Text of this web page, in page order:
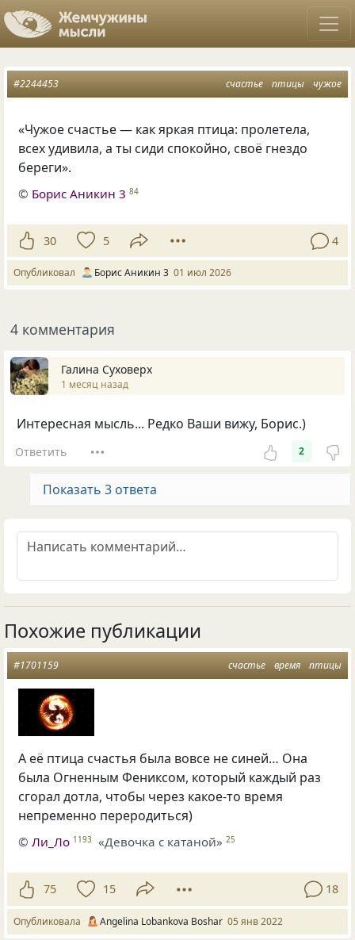
счастье птицы чужое
#2244453
«Чужое счастье — как яркая птица: пролетела,
всех удивила, а ты сиди спокойно, своё гнездо
береги».
© Борис Аникин 3 84
30 5 4
Опубликовал Борис Аникин 3 01 июл 2026
4 комментария
Галина Суховерх
1 месяц назад
Интересная мысль... Редко Ваши вижу, Борис.)
Ответить 2
Показать 3 ответа
Похожие публикации
счастье время птицы
#1701159
А её птица счастья была вовсе не синей… Она
была Огненным Фениксом, который каждый раз
сгорал дотла, чтобы через какое-то время
непременно переродиться)
©Ли_Ло 1193 «Девочка с катаной» 25
75 15 18
Опубликовала Angelina Lobankova Boshar 05 янв 2022